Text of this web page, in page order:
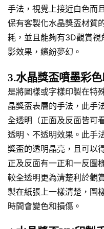
手法，視覺上接近白色而
保有客製化水晶獎盃材質
耗，並且能夠有3D觀賞
影效果，繽紛夢幻。
3.水晶獎盃噴墨彩
是將圖樣或字樣印製在特
晶獎盃表層的手法，此手
全透明（正面及反面皆可
透明、不透明效果。此手
獎盃的透明晶亮，且可以
正及反面有一正和一反圖
較全透明更為清楚利於觀
製在紙張上一樣清楚，圖
時間會變色和損傷。